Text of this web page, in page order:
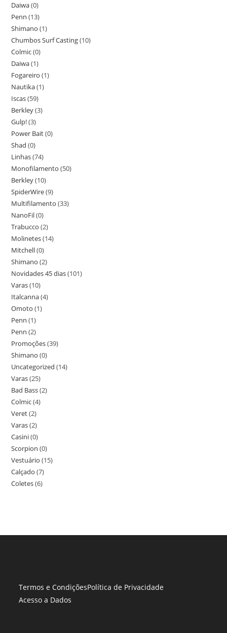
Daiwa(0)
Penn (13)
Shimano (1)
Chumbos Surf Casting(10)
Colmic(0)
Daiwa(1)
Fogareiro (1)
Nautika(1)
Iscas(59)
Berkley(3)
Gulp!(3)
Power Bait(0)
Shad (0)
Linhas(74)
Monofilamento (50)
Berkley(10)
SpiderWire(9)
Multifilamento (33)
NanoFil(0)
Trabucco (2)
Molinetes(14)
Mitchell(0)
Shimano (2)
Novidades 45 dias(101)
Varas(10)
Italcanna(4)
Omoto (1)
Penn (1)
Penn (2)
Promoções(39)
Shimano (0)
Uncategorized (14)
Varas(25)
Bad Bass(2)
Colmic(4)
Veret(2)
Varas(2)
Casini(0)
Scorpion (0)
Vestuário (15)
Calçado (7)
Coletes(6)
Termos e CondiçõesPolítica de Privacidade
Acesso a Dados